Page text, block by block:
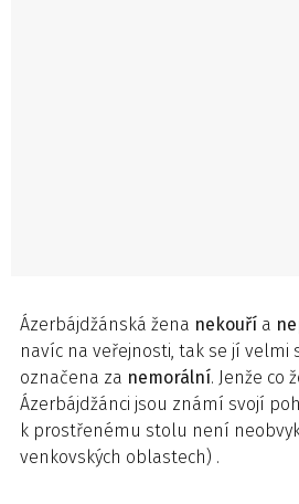
Ázerbájdžánská žena nekouří a
navíc na veřejnosti, tak se jí velmi
označena za nemorální. Jenže co
Ázerbájdžánci jsou známí svojí
k prostřenému stolu není
venkovských oblastech) .